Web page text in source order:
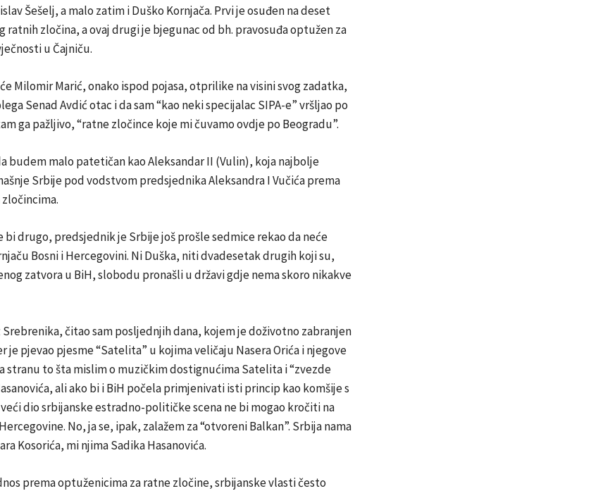
Šešelj, a malo zatim i Duško Kornjača. Prvi je osuđen na deset
ratnih zločina, a ovaj drugi je bjegunac od bh. pravosuđa optužen za
u Čajniču.
Milomir Marić, onako ispod pojasa, otprilike na visini svog zadatka,
Senad Avdić otac i da sam “kao neki specijalac SIPA-e” vršljao po
ga pažljivo, “ratne zločince koje mi čuvamo ovdje po Beogradu”.
budem malo patetičan kao Aleksandar II (Vulin), koja najbolje
Srbije pod vodstvom predsjednika Aleksandra I Vučića prema
bi drugo, predsjednik je Srbije još prošle sedmice rekao da neće
Bosni i Hercegovini. Ni Duška, niti dvadesetak drugih koji su,
zatvora u BiH, slobodu pronašli u državi gdje nema skoro nikakve
Srebrenika, čitao sam posljednjih dana, kojem je doživotno zabranjen
je pjevao pjesme “Satelita” u kojima veličaju Nasera Orića i njegove
stranu to šta mislim o muzičkim dostignućima Satelita i “zvezde
ali ako bi i BiH počela primjenivati isti princip kao komšije s
dio srbijanske estradno-političke scena ne bi mogao kročiti na
No, ja se, ipak, zalažem za “otvoreni Balkan”. Srbija nama
Kosorića, mi njima Sadika Hasanovića.
prema optuženicima za ratne zločine, srbijanske vlasti često